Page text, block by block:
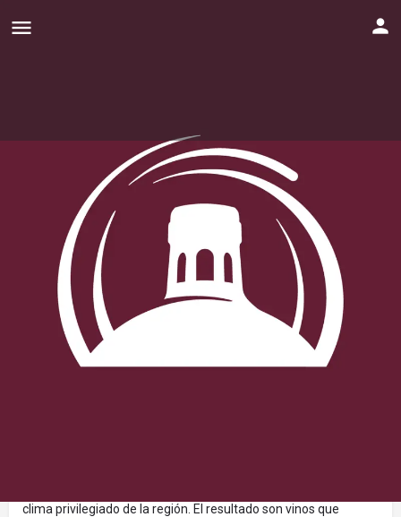
MagBel Bodega-Viñedo
Contáctanos
Agregar a Favoritos
Acerca De Nosotros
MagBel es un proyecto familiar que comparte la pasión y
clima privilegiado de la región. El resultado son vinos que